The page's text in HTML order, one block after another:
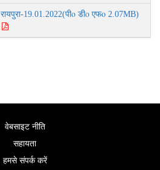
रायपुरा-19.01.2022(पीo डीo एफo 2.07MB)
वेबसाइट नीति
सहायता
हमसे संपर्क करें